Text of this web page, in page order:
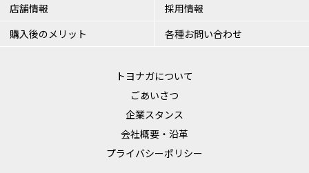
店舗情報
購入後のメリット
採用情報
各種お問い合わせ
トヨナガについて
ごあいさつ
企業スタンス
会社概要・沿革
プライバシーポリシー